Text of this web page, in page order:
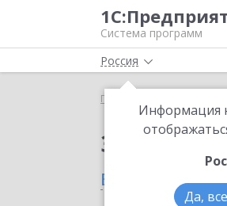
Система программ
Россия
Информация
Да,
Главная
Заказать
в Уральске